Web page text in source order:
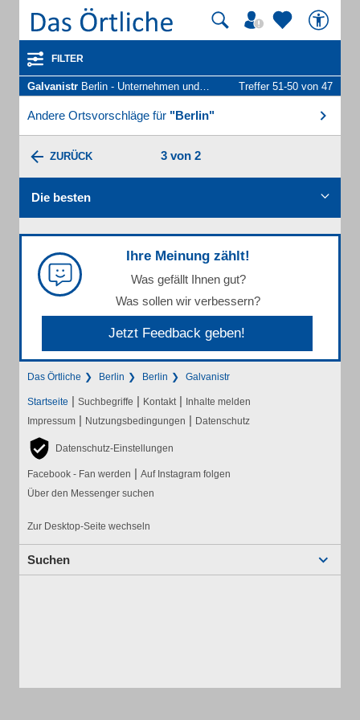
FILTER
Galvanistr Berlin - Unternehmen und Personen Treffer 51-50 von 47
Andere Ortsvorschläge für "Berlin"
ZURÜCK 3 von 2
Die besten
Ihre Meinung zählt!
Was gefällt Ihnen gut?
Was sollen wir verbessern?
Jetzt Feedback geben!
Das Örtliche Berlin Berlin Galvanistr
Startseite | Suchbegriffe | Kontakt | Inhalte melden
Impressum | Nutzungsbedingungen | Datenschutz
Datenschutz-Einstellungen
Facebook - Fan werden | Auf Instagram folgen
Über den Messenger suchen
Zur Desktop-Seite wechseln
Suchen